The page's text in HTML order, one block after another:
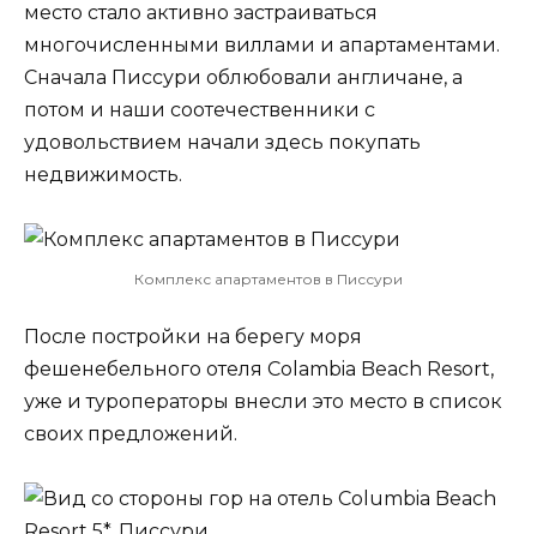
место стало активно застраиваться
многочисленными виллами и апартаментами.
Сначала Писсури облюбовали англичане, а
потом и наши соотечественники с
удовольствием начали здесь покупать
недвижимость.
Комплекс апартаментов в Писсури
После постройки на берегу моря
фешенебельного отеля Colambia Beach Resort,
уже и туроператоры внесли это место в список
своих предложений.